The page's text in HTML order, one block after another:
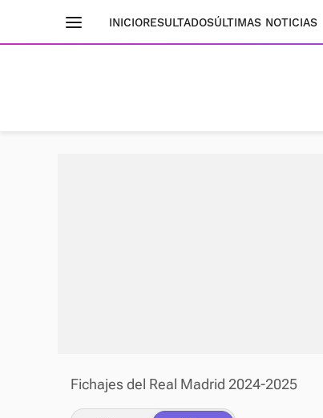
INICIORESULTADOSÚLTIMAS NOTICIAS
Fichajes del Real Madrid 2024-2025